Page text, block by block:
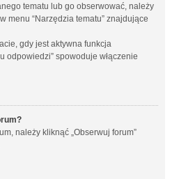
tematu lub go obserwować, należy
menu “Narzędzia tematu” znajdujące
gdy jest aktywna funkcja
odpowiedzi” spowoduje włączenie
należy kliknąć „Obserwuj forum”